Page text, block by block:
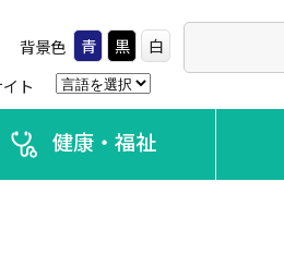
背景色 青 黒
白
ト
健康・福祉